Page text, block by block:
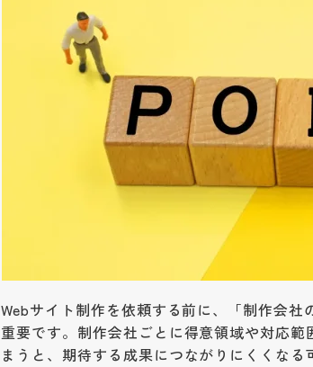
5-1
成功事例に見るデザイン改善と
5-2
リニューアル後に差が出る運用
5-3
依頼前に準備すべき参考サイト
企業ホームページ制作なら株式会社
Webサイト制作を依頼する前に、「制作会
重要です。制作会社ごとに得意領域や対応
まうと、期待する成果につながりにくくなる